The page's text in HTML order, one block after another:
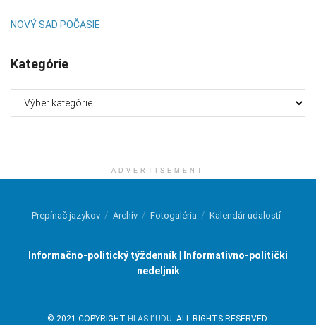
NOVÝ SAD POČASIE
Kategórie
ADVERTISEMENT
Prepínač jazykov Archív Fotogaléria Kalendár udalostí
Informačno-politický týždenník | Informativno-politički
nedeljnik
© 2021 COPYRIGHT HLAS ĽUDU. ALL RIGHTS RESERVED.